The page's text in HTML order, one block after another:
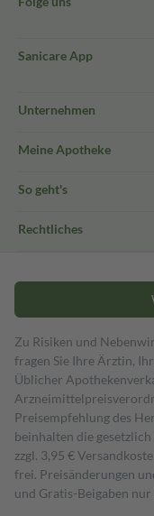
Sanicare App
Unternehmen
Meine Apotheke
So geht's
Rechtliches
Zu Risiken und
fragen Sie Ihre Ärztin,
Üblicher
Preisempfehlung des
beinhalten die
zzgl. 3,95 €
frei. Preisänderungen
und Gratis-Beigaben